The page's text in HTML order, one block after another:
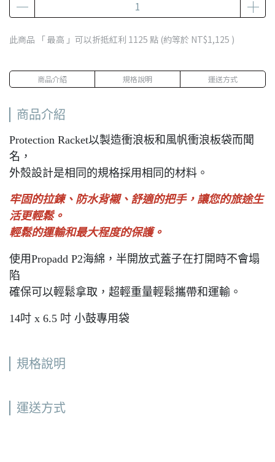
此商品 「 最高 」可以折抵紅利 1125 點 (約等於 NT$1,125 )
商品介紹 規格說明 運送方式
商品介紹
Protection Racket以製造衝浪板和風帆衝浪板袋而聞
名，
外殼設計是相同的規格採用相同的材料。
牢固的拉鍊、防水背襯、舒適的把手，讓您的旅途生
活更輕鬆。
輕鬆的運輸和最大程度的保護。
使用Propadd P2海綿，半開放式蓋子在打開時不會塌
陷
確保可以輕鬆拿取，超輕重量輕鬆攜帶和運輸。
14吋 x 6.5 吋 小鼓專用袋
規格說明
運送方式